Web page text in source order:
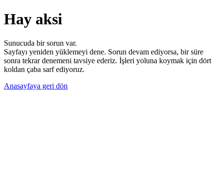
Hay aksi
Sunucuda bir sorun var.
Sayfayı yeniden yüklemeyi dene. Sorun devam ediyorsa, bir süre
sonra tekrar denemeni tavsiye ederiz. İşleri yoluna koymak için dört
koldan çaba sarf ediyoruz.
Anasayfaya geri dön